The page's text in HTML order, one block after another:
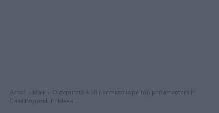
Acasă Main
O deputată AUR i-ar mitralia pe toți parlamentarii în
Casa Poporului! "Ideea...